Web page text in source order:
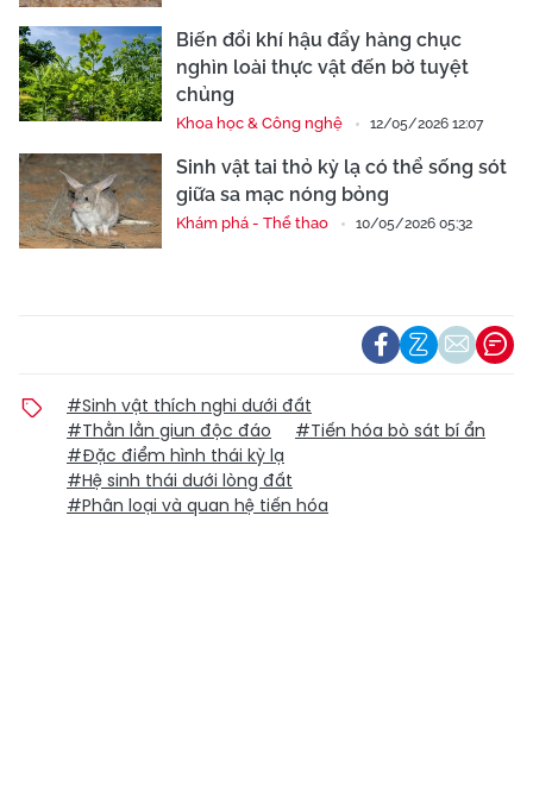
Biến đổi khí hậu đẩy hàng chục
nghìn loài thực vật đến bờ tuyệt
chủng
Khoa học & Công nghệ 12/05/2026 12:07
Sinh vật tai thỏ kỳ lạ có thể sống sót
giữa sa mạc nóng bỏng
Khám phá - Thể thao 10/05/2026 05:32
#Sinh vật thích nghi dưới đất
#Thằn lằn giun độc đáo
#Tiến hóa bò sát bí ẩn
#Đặc điểm hình thái kỳ lạ
#Hệ sinh thái dưới lòng đất
#Phân loại và quan hệ tiến hóa